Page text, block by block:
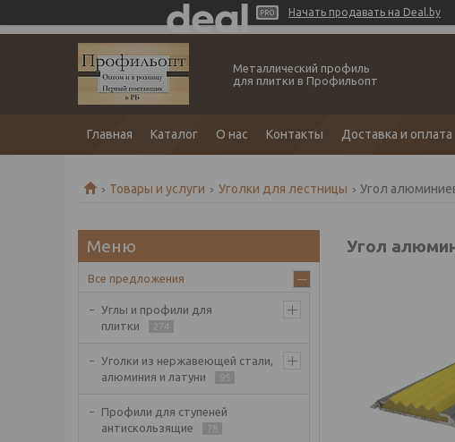
Начать продавать на Deal.by
Металлический профиль
для плитки в Профильопт
Главная Каталог О нас Контакты Доставка и оплата
Товары и услуги Уголки для лестницы Угол
Угол
Все предложения
Углы и профили для
плитки
274
Уголки из нержавеющей стали,
алюминия и латуни
95
Профили для ступеней
антискользящие
78